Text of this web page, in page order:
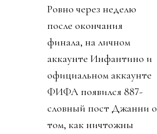
Ровно через неделю
после окончания
финала, на личном
аккаунте Инфантино и
официальном аккаунте
ФИФА появился 887-
словный пост Джанни о
том, как ничтожны